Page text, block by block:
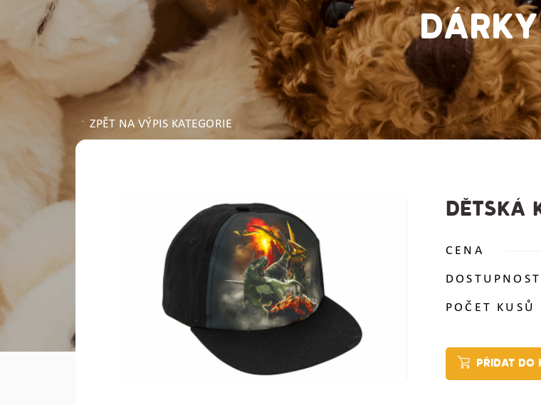
DÁRKY
ZPĚT NA VÝPIS KATEGORIE
DĚTSKÁ
CENA
DOSTUPNOST
POČET KUSŮ
PŘIDAT DO